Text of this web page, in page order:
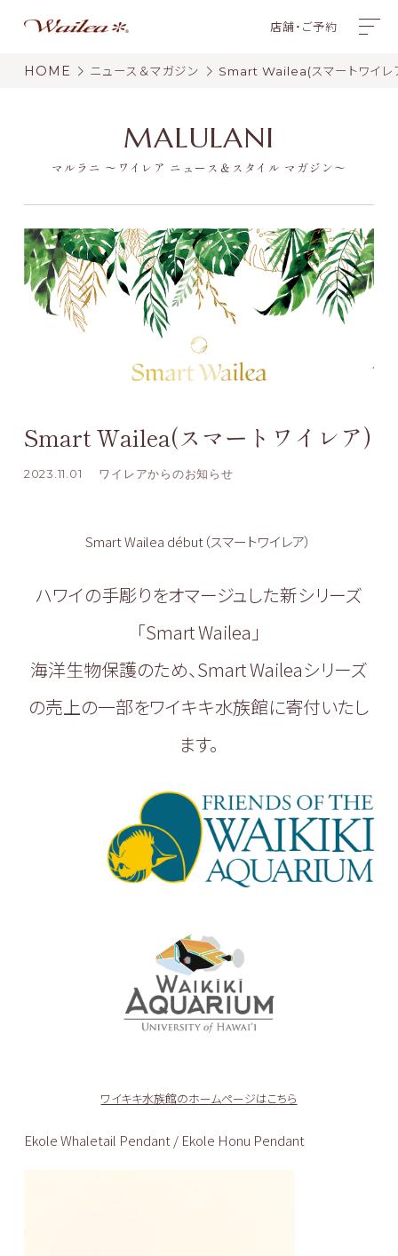
店舗・ご予約
HOME ニュース＆マガジン Smart Wailea(スマートワイレ
MALULANI
マルラニ 〜ワイレア ニュース＆スタイル マガジン〜
Smart Wailea(スマートワイレア)
2023.11.01 ワイレアからのお知らせ
Smart Wailea début（スマートワイレア）
ハワイの手彫りをオマージュした新シリーズ
「Smart Wailea」
海洋生物保護のため、Smart Waileaシリーズ
の売上の一部をワイキキ水族館に寄付いたし
ます。
ワイキキ水族館のホームページはこちら
Ekole Whaletail Pendant / Ekole Honu Pendant